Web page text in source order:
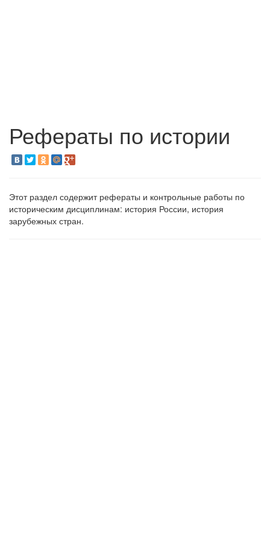
Рефераты по истории
Этот раздел содержит рефераты и контрольные работы по
историческим дисциплинам: история России, история
зарубежных стран.